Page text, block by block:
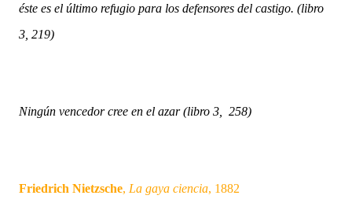
éste es el último refugio para los defensores del castigo. (libro
3, 219)
Ningún vencedor cree en el azar (libro 3, 258)
Friedrich Nietzsche, La gaya ciencia, 1882